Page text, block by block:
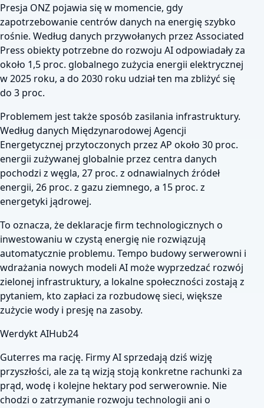
Presja ONZ pojawia się w momencie, gdy
zapotrzebowanie centrów danych na energię szybko
rośnie. Według danych przywołanych przez Associated
Press obiekty potrzebne do rozwoju AI odpowiadały za
około 1,5 proc. globalnego zużycia energii elektrycznej
w 2025 roku, a do 2030 roku udział ten ma zbliżyć się
do 3 proc.
Problemem jest także sposób zasilania infrastruktury.
Według danych Międzynarodowej Agencji
Energetycznej przytoczonych przez AP około 30 proc.
energii zużywanej globalnie przez centra danych
pochodzi z węgla, 27 proc. z odnawialnych źródeł
energii, 26 proc. z gazu ziemnego, a 15 proc. z
energetyki jądrowej.
To oznacza, że deklaracje firm technologicznych o
inwestowaniu w czystą energię nie rozwiązują
automatycznie problemu. Tempo budowy serwerowni i
wdrażania nowych modeli AI może wyprzedzać rozwój
zielonej infrastruktury, a lokalne społeczności zostają z
pytaniem, kto zapłaci za rozbudowę sieci, większe
zużycie wody i presję na zasoby.
Werdykt AIHub24
Guterres ma rację. Firmy AI sprzedają dziś wizję
przyszłości, ale za tą wizją stoją konkretne rachunki za
prąd, wodę i kolejne hektary pod serwerownie. Nie
chodzi o zatrzymanie rozwoju technologii ani o